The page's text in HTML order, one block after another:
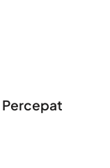
Percepat